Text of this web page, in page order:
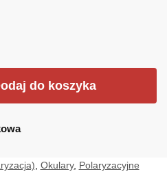
do koszyka
Okulary, Polaryzacyjne